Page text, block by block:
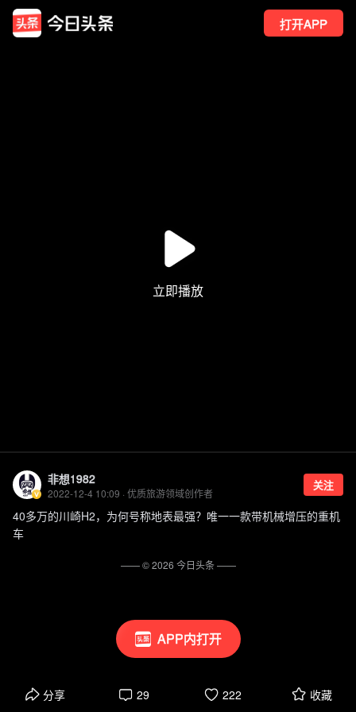
打开APP
APP内打开
非想1982
2022-12-4 10:09 · 优质旅游领域创作者
关注
40多万的川崎H2，为何号称地表最强？唯一一款带机械增压的重机
车
分享 29 222 收藏
—— ©2026 今日头条——